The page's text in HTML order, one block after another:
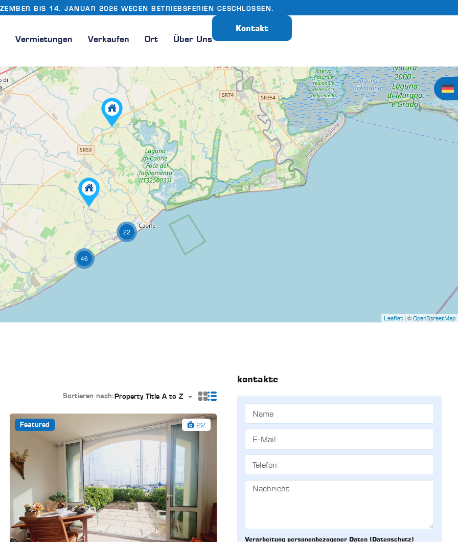
BIS 14. JANUAR 2026 WEGEN BETRIEBSFERIEN GESCHLOSSEN.
Vermietungen Verkaufen Ort Über Uns
Kontakt
22
46
Leaflet | © OpenStreetMap
Sortieren nach: Property Title A to Z
Featured 22
kontakte
Verarbeitung personenbezogener Daten (Datenschutz)